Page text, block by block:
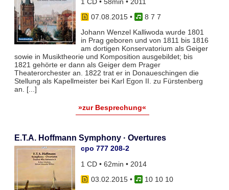
07.08.2015•
8 7 7
Johann Wenzel Kalliwoda wurde 1801
in Prag geboren und von 1811 bis 1816
am dortigen Konservatorium als Geiger
sowie in Musiktheorie und Komposition ausgebildet; bis
1821 gehörte er dann als Geiger dem Prager
Theaterorchester an. 1822 trat er in Donaueschingen die
Stellung als Kapellmeister bei Karl Egon II. zu Fürstenberg
an. [...]
»zur Besprechung«
E.T.A. Hoffmann Symphony · Overtures
cpo 777 208-2
1 CD • 62min • 2014
03.02.2015•
10 10 10